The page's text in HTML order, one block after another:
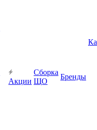
Акции
Сборка
ЩО
Бренды